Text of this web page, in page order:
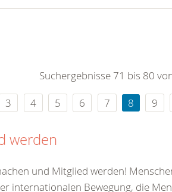
Suchergebnisse 71 bis 80
3 4 5 6 7 8 9
werden
und Mitglied werden!
internationalen Bewegung, die